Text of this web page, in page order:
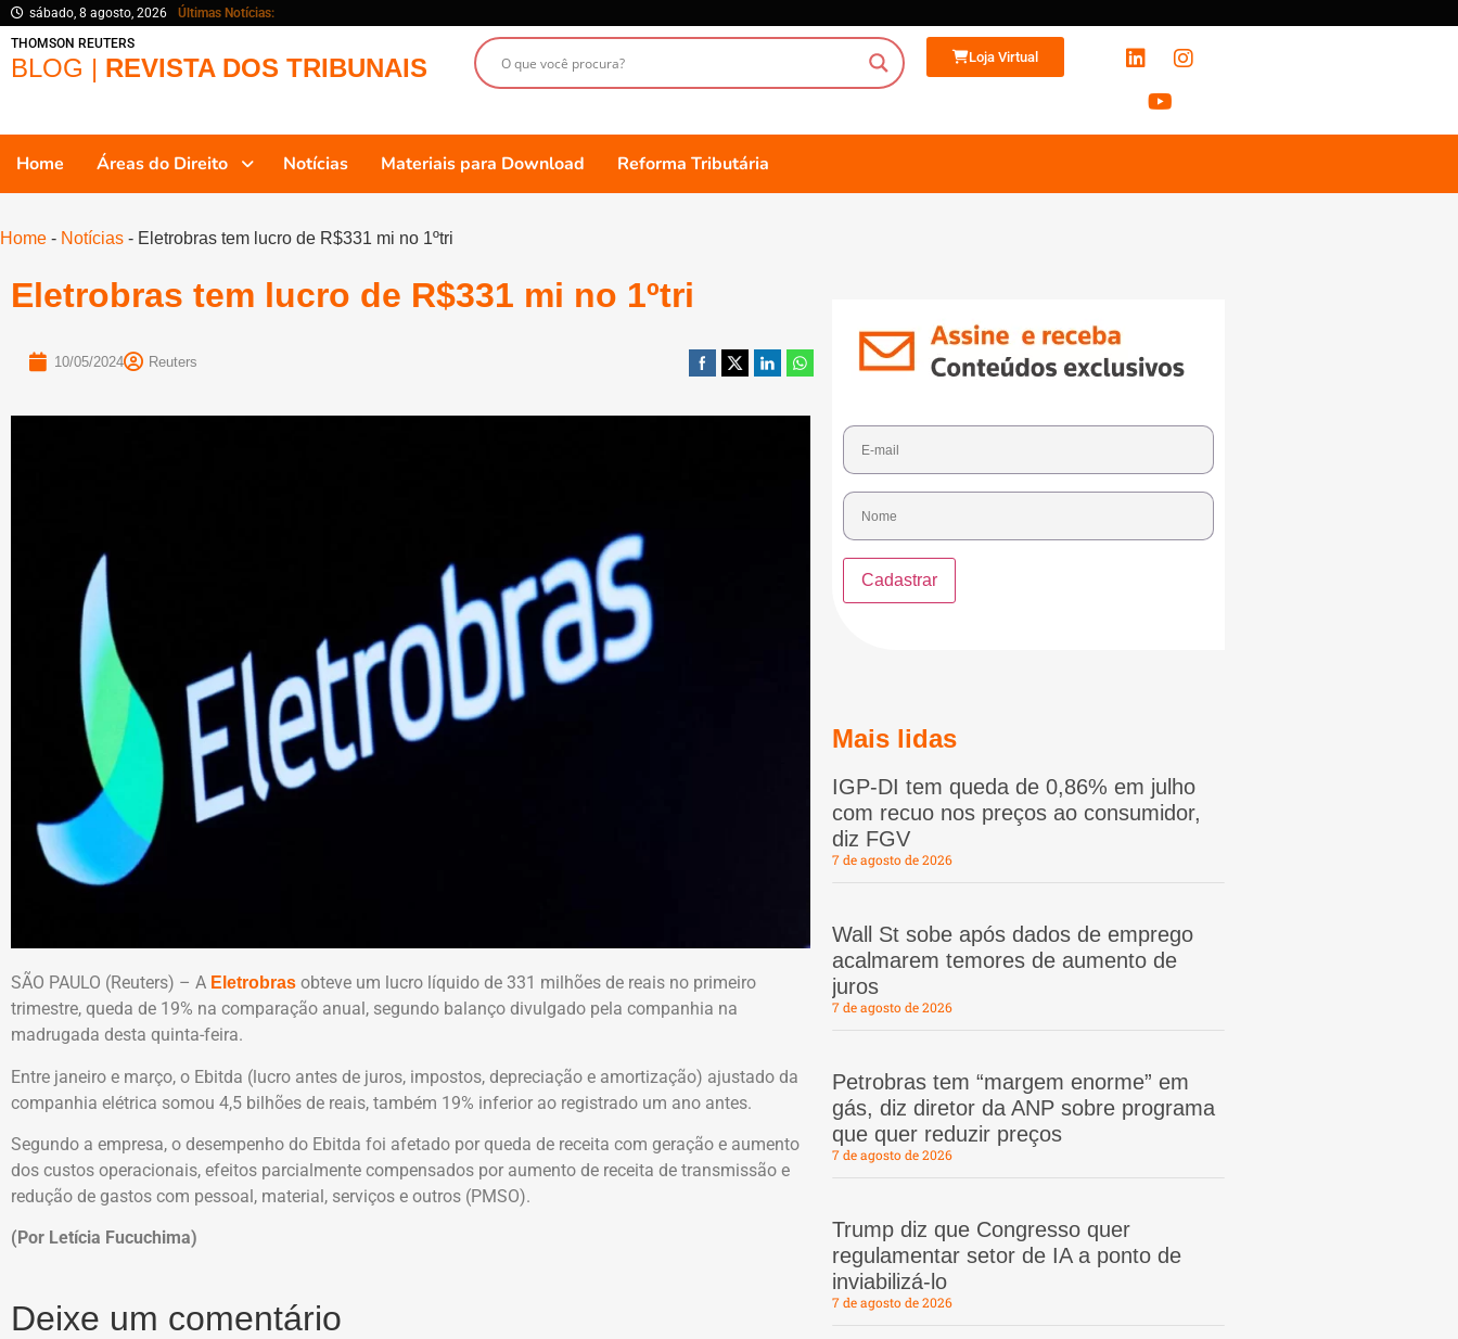
sábado, 8 agosto, 2026
Últimas Notícias:
THOMSON REUTERS
BLOG | REVISTA DOS TRIBUNAIS Loja Virtual
Home Áreas do Direito Notícias Materiais para Download Reforma Tributária
Home - Notícias - Eletrobras tem lucro de R$331 mi no 1ºtri
Eletrobras tem lucro de R$331 mi no 1ºtri
10/05/2024 Reuters
SÃO PAULO (Reuters) – A Eletrobras obteve um lucro líquido de 331 milhões de reais no primeiro
trimestre, queda de 19% na comparação anual, segundo balanço divulgado pela companhia na
madrugada desta quinta-feira.
Entre janeiro e março, o Ebitda (lucro antes de juros, impostos, depreciação e amortização) ajustado da
companhia elétrica somou 4,5 bilhões de reais, também 19% inferior ao registrado um ano antes.
Segundo a empresa, o desempenho do Ebitda foi afetado por queda de receita com geração e aumento
dos custos operacionais, efeitos parcialmente compensados por aumento de receita de transmissão e
redução de gastos com pessoal, material, serviços e outros (PMSO).
(Por Letícia Fucuchima)
Deixe um comentário
Mais lidas
IGP-DI tem queda de 0,86% em julho
com recuo nos preços ao consumidor,
diz FGV
7 de agosto de 2026
Wall St sobe após dados de emprego
acalmarem temores de aumento de
juros
7 de agosto de 2026
Petrobras tem “margem enorme” em
gás, diz diretor da ANP sobre programa
que quer reduzir preços
7 de agosto de 2026
Trump diz que Congresso quer
regulamentar setor de IA a ponto de
inviabilizá-lo
7 de agosto de 2026